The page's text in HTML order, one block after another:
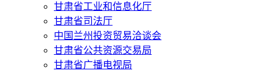
甘肃省工业和信息化厅
甘肃省司法厅
中国兰州投资贸易洽谈会
甘肃省公共资源交易局
甘肃省广播电视局